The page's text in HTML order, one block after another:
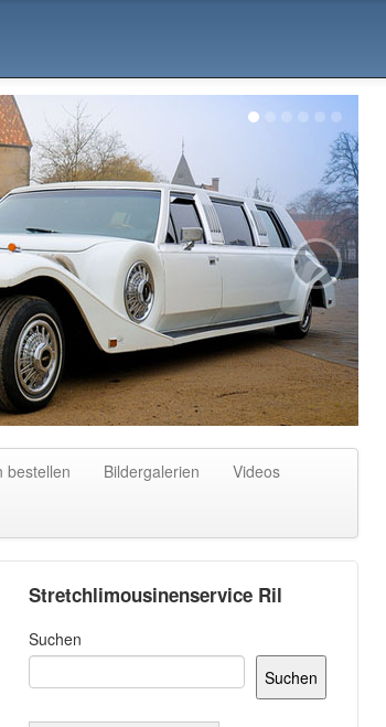
>
bestellen Bildergalerien
Videos
Stretchlimousinenservice Ril
Suchen
Suchen